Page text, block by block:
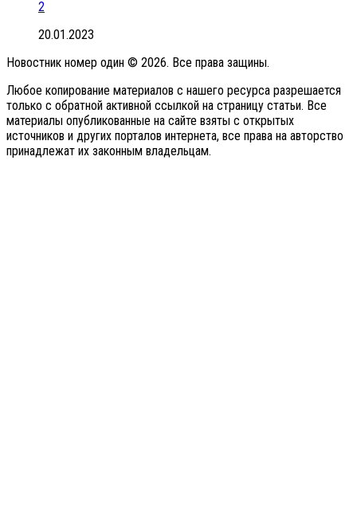
2
20.01.2023
Новостник номер один © 2026. Все права защины.
Любое копирование материалов с нашего ресурса разрешается
только с обратной активной ссылкой на страницу статьи. Все
материалы опубликованные на сайте взяты с открытых
источников и других порталов интернета, все права на авторство
принадлежат их законным владельцам.